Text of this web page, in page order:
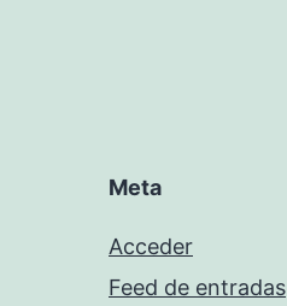
Meta
Acceder
Feed de entradas